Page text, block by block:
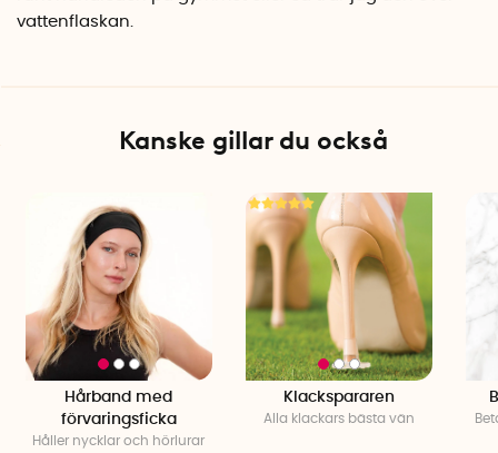
Diameter: ca 10 cm
vattenflaskan.
Kanske gillar du också
Hårband med
förvaringsficka
Håller nycklar och hörlurar
Klackspararen
Alla klackars bästa vän